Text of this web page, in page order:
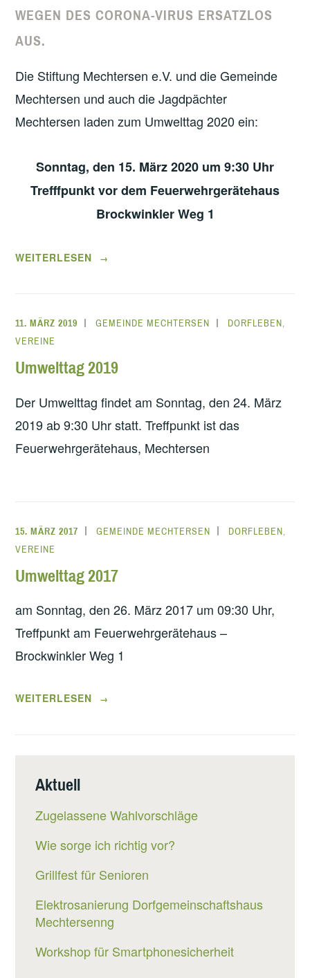
WEGEN DES CORONA-VIRUS ERSATZLOS
AUS.
Die Stiftung Mechtersen e.V. und die Gemeinde
Mechtersen und auch die Jagdpächter
Mechtersen laden zum Umwelttag 2020 ein:
Sonntag, den 15. März 2020 um 9:30 Uhr
Trefffpunkt vor dem Feuerwehrgerätehaus
Brockwinkler Weg 1
„UMWELTTAG
WEITERLESEN →
11. MÄRZ 2019 GEMEINDE MECHTERSEN DORFLEBEN,
VEREINE
Umwelttag 2019
Der Umwelttag findet am Sonntag, den 24. März
2019 ab 9:30 Uhr statt. Treffpunkt ist das
Feuerwehrgerätehaus, Mechtersen
15. MÄRZ 2017 GEMEINDE MECHTERSEN DORFLEBEN,
VEREINE
Umwelttag 2017
am Sonntag, den 26. März 2017 um 09:30 Uhr,
Treffpunkt am Feuerwehrgerätehaus –
Brockwinkler Weg 1
„UMWELTTAG
WEITERLESEN →
Aktuell
Zugelassene Wahlvorschläge
Wie sorge ich richtig vor?
Grillfest für Senioren
Elektrosanierung Dorfgemeinschaftshaus
Mechtersenng
Workshop für Smartphonesicherheit